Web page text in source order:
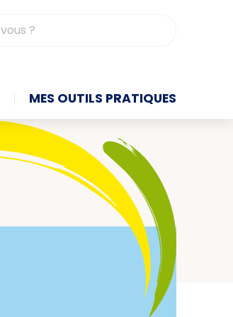
MES OUTILS PRATIQUES